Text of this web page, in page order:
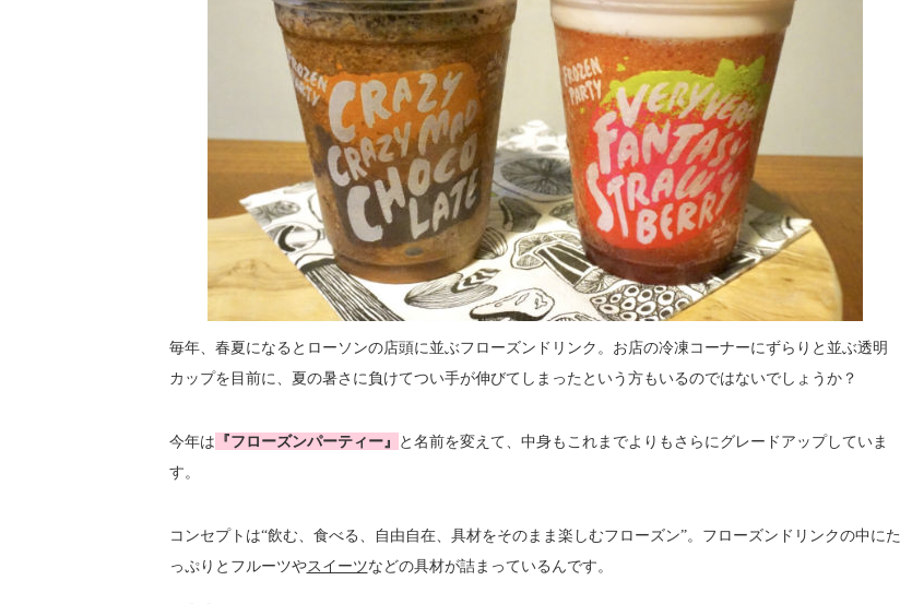
毎年、春夏になるとローソンの店頭に並ぶフローズンドリンク。お店の冷凍コーナーにずらりと並ぶ透明
カップを目前に、夏の暑さに負けてつい手が伸びてしまったという方もいるのではないでしょうか？
今年は 『フローズンパーティー』
と名前を変えて、中身もこれまでよりもさらにグレードアップしていま
す。
コンセプトは“飲む、食べる、自由自在、具材をそのまま楽しむフローズン”。フローズンドリンクの中にた
っぷりとフルーツやスイーツなどの具材が詰まっているんです。